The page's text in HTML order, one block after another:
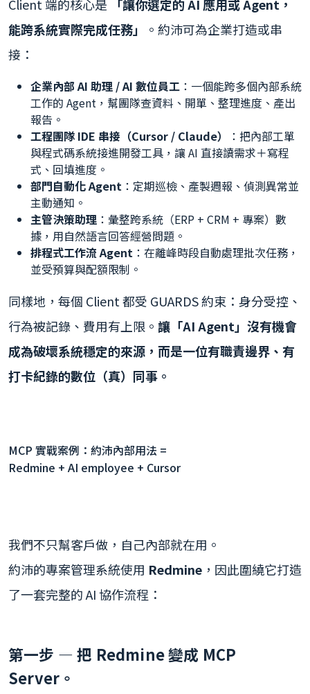
Client 端的核心是
「讓你選定的 AI 應用或 Agent，
能跨系統實際完成任務」
。約沛可為企業打造或串
接：
企業內部 AI 助理 / AI 數位員工 ：一個能跨多個內部系統
工作的 Agent，幫團隊查資料、開單、整理進度、產出
報告。
工程團隊 IDE 串接（Cursor / Claude）
：把內部工單
與程式碼系統接進開發工具，讓 AI 直接讀需求＋寫程
式、回填進度。
部門自動化 Agent ：定期巡檢、產製週報、偵測異常並
主動通知。
主管決策助理 ：彙整跨系統（ERP + CRM + 專案）數
據，用自然語言回答經營問題。
排程式工作流 Agent ：在離峰時段自動處理批次任務，
並受預算與配額限制。
同樣地，每個 Client 都受 GUARDS 約束：身分受控、
行為被記錄、費用有上限。 讓「AI Agent」沒有機會
成為破壞系統穩定的來源，而是一位有職責邊界、有
打卡紀錄的數位（真）同事。
MCP 實戰案例：約沛內部用法 =
Redmine + AI employee + Cursor
我們不只幫客戶做，自己內部就在用。
約沛的專案管理系統使用 Redmine ，因此圍繞它打造
了一套完整的 AI 協作流程：
第一步 — 把 Redmine 變成 MCP
Server。